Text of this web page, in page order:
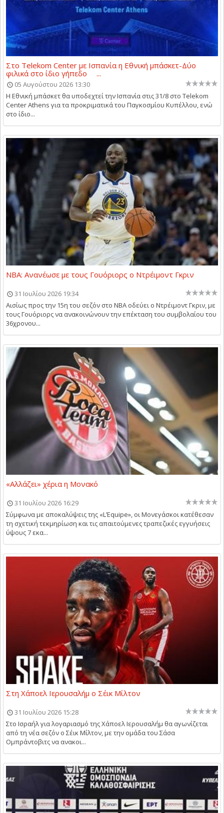
Στο Telekom Center με Ισπανία η Εθνική μπάσκετ-Δύο
φιλικά στο ίδιο γήπεδο ...
05 Αυγούστου 2026 13:30
Η Εθνική μπάσκετ θα υποδεχτεί την Ισπανία στις 31/8 στο Telekom
Center Athens για τα προκριματικά του Παγκοσμίου Κυπέλλου, ενώ
στο ίδιο...
NBA: Ανανέωσε με τους Γουόριορς ο Ντρέιμοντ Γκριν
31 Ιουλίου 2026 19:34
Αισίως προς την 15η του σεζόν στο NBA οδεύει ο Ντρέιμοντ Γκριν, με
τους Γουόριορς να ανακοινώνουν την επέκταση του συμβολαίου του
36χρονου...
«Αλλάζει» χέρια η Μονακό
31 Ιουλίου 2026 16:29
Σύμφωνα με αποκαλύψεις της «L’Equipe», οι Μονεγάσκοι κατέθεσαν
τη σχετική τεκμηρίωση και τις απαιτούμενες τραπεζικές εγγυήσεις
ύψους 7 εκα...
Στη Χάποελ Ιερουσαλήμ ο Σέικ Μίλτον
31 Ιουλίου 2026 15:28
Στο Ισραήλ για λογαριασμό της Χάποελ Ιερουσαλήμ θα αγωνίζεται
από τη νέα σεζόν ο Σέικ Μίλτον, με την ομάδα του Σάσα
Ομπράντοβιτς να ανακοι...